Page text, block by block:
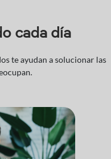
cada día
te ayudan a solucionar las